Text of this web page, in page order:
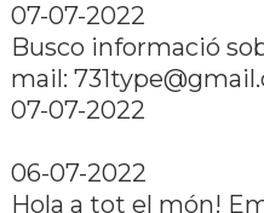
07-07-2022
Busco informació
mail:
07-07-2022
06-07-2022
Hola a tot el món!